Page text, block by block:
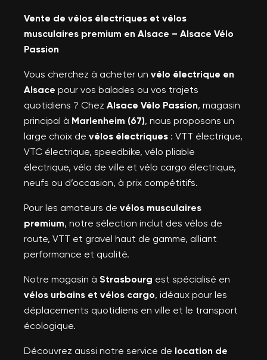
Ajouter à ma liste d'envies
add_circle_outline Créer une nouvelle liste
Nom de la liste d'envies
Annuler
Créer une liste d'envies
((confirmMessage))
((cancelText))
((modalDeleteText))
Vous devez être connecté pour ajouter des produits à
Annuler
Connexion
Vente de vélos électriques et vélos
musculaires premium en Alsace – Alsace Vélo
Passion
Vous cherchez à acheter un vélo électrique en
Alsace pour vos balades ou vos trajets
quotidiens ? Chez Alsace Vélo Passion, magasin
principal à Marlenheim (67), nous proposons un
large choix de vélos électriques : VTT électrique,
VTC électrique, speedbike, vélo pliable
électrique, vélo de ville et vélo cargo électrique,
neufs ou d’occasion, à prix compétitifs.
Pour les amateurs de vélos musculaires
premium, notre sélection inclut des vélos de
route, VTT et gravel haut de gamme, alliant
performance et qualité.
Notre magasin à Strasbourg est spécialisé en
vélos urbains et vélos cargo, idéaux pour les
déplacements quotidiens en ville et le transport
écologique.
Découvrez aussi notre service de location de